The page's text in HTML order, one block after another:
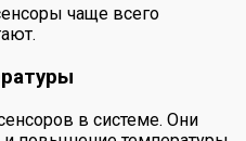
чаще всего
в системе. Они